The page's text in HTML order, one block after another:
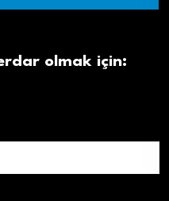
olmak için: